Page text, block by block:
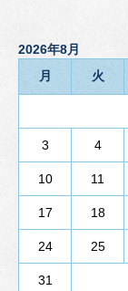
2026年8月
月
火
3 4
10 11
17 18
24 25
31